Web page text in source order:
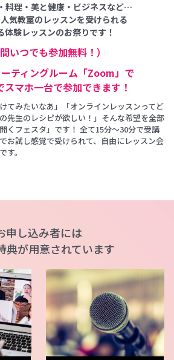
料理・美と健康・ビジネスなど…
気教室のレッスンを受けられる
体験レッスンのお祭りです！
間いつでも参加無料！）
ティングルーム「Zoom」で
スマホ一台で参加できます！
てみたいなあ」「オンラインレッスンってど
先生のレシピが欲しい！」そんな希望を全部
くフェスタ」です！ 全て15分～30分で受講
お試し感覚で受けられて、自由にレッスン会
す。
申し込み者には
典が用意されています